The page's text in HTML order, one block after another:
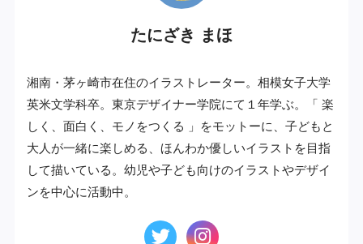
たにざき まほ
湘南・茅ヶ崎市在住のイラストレーター。相模女子大学
英米文学科卒。東京デザイナー学院にて１年学ぶ。「 楽
しく、面白く、モノをつくる 」をモットーに、子どもと
大人が一緒に楽しめる、ほんわか優しいイラストを目指
して描いている。幼児や子ども向けのイラストやデザイ
ンを中心に活動中。